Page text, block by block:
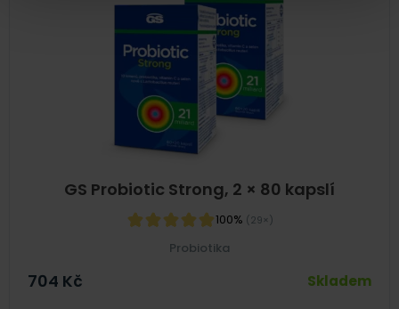
GS Probiotic Strong, 2 × 80 kapslí
100% (29×)
Probiotika
704 Kč Skladem